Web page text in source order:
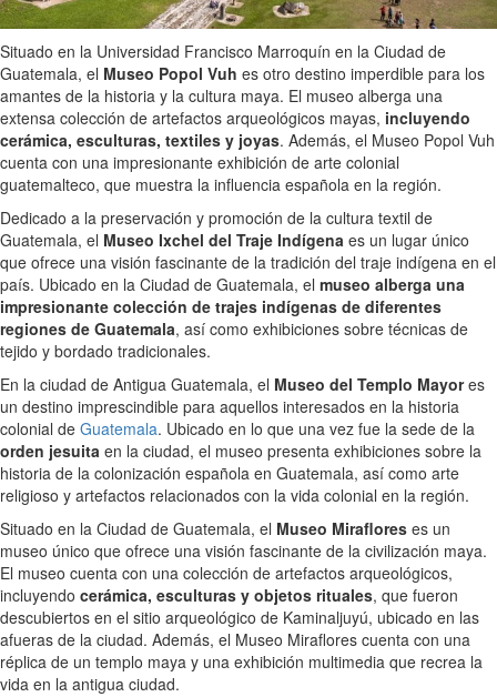
Situado en la Universidad Francisco Marroquín en la Ciudad de
Guatemala, el Museo Popol Vuh es otro destino imperdible para los
amantes de la historia y la cultura maya. El museo alberga una
extensa colección de artefactos arqueológicos mayas, incluyendo
cerámica, esculturas, textiles y joyas. Además, el Museo Popol Vuh
cuenta con una impresionante exhibición de arte colonial
guatemalteco, que muestra la influencia española en la región.
Dedicado a la preservación y promoción de la cultura textil de
Guatemala, el Museo Ixchel del Traje Indígena es un lugar único
que ofrece una visión fascinante de la tradición del traje indígena en el
país. Ubicado en la Ciudad de Guatemala, el museo alberga una
impresionante colección de trajes indígenas de diferentes
regiones de Guatemala, así como exhibiciones sobre técnicas de
tejido y bordado tradicionales.
En la ciudad de Antigua Guatemala, el Museo del Templo Mayores
un destino imprescindible para aquellos interesados en la historia
colonial de Guatemala. Ubicado en lo que una vez fue la sede de la
orden jesuita en la ciudad, el museo presenta exhibiciones sobre la
historia de la colonización española en Guatemala, así como arte
religioso y artefactos relacionados con la vida colonial en la región.
Situado en la Ciudad de Guatemala, el Museo Miraflores es un
museo único que ofrece una visión fascinante de la civilización maya.
El museo cuenta con una colección de artefactos arqueológicos,
incluyendo cerámica, esculturas y objetos rituales, que fueron
descubiertos en el sitio arqueológico de Kaminaljuyú, ubicado en las
afueras de la ciudad. Además, el Museo Miraflores cuenta con una
réplica de un templo maya y una exhibición multimedia que recrea la
vida en la antigua ciudad.